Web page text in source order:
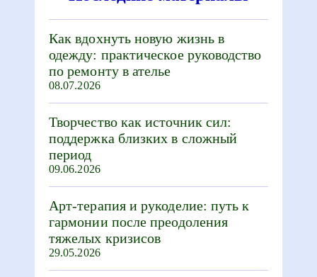
Как вдохнуть новую жизнь в
одежду: практическое руководство
по ремонту в ателье
08.07.2026
Творчество как источник сил:
поддержка близких в сложный
период
09.06.2026
Арт-терапия и рукоделие: путь к
гармонии после преодоления
тяжелых кризисов
29.05.2026